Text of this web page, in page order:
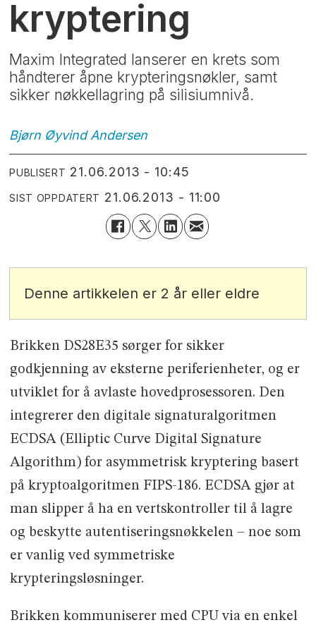
kryptering
Maxim Integrated lanserer en krets som
håndterer åpne krypteringsnøkler, samt
sikker nøkkellagring på silisiumnivå.
Bjørn Øyvind Andersen
PUBLISERT 21.06.2013 - 10:45
SIST OPPDATERT 21.06.2013 - 11:00
Denne artikkelen er 2 år eller eldre
Brikken DS28E35 sørger for sikker
godkjenning av eksterne periferienheter, og er
utviklet for å avlaste hovedprosessoren. Den
integrerer den digitale signaturalgoritmen
ECDSA (Elliptic Curve Digital Signature
Algorithm) for asymmetrisk kryptering basert
på kryptoalgoritmen FIPS-186. ECDSA gjør at
man slipper å ha en vertskontroller til å lagre
og beskytte autentiseringsnøkkelen – noe som
er vanlig ved symmetriske
krypteringsløsninger.
Brikken kommuniserer med CPU via en enkel